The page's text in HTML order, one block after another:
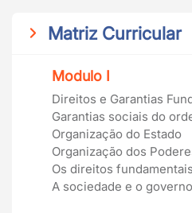
Matriz Curricular
Modulo I
Direitos e Garantias
Garantias sociais do
Organização do Estado
Organização dos
Os direitos fundamentais
A sociedade e o